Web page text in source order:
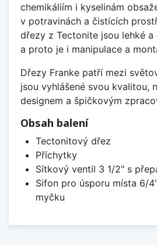
chemikáliím i kyselinám
v potravinách a čistících
dřezy z Tectonite jsou lehké a
a proto je i manipulace a
Dřezy Franke patří mezi
jsou vyhlášené svou kvalitou,
designem a špičkovým
Obsah balení
Tectonitový dřez
Příchytky
Sítkový ventil 3 1/2" s
Sifon pro úsporu místa 6/
myčku